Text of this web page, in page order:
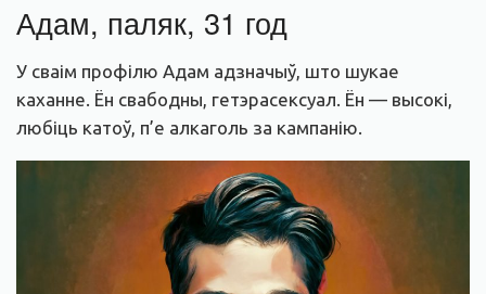
Адам, паляк, 31 год
У сваім профілю Адам адзначыў, што шукае
каханне. Ён свабодны, гетэрасексуал. Ён — высокі,
любіць катоў, п’е алкаголь за кампанію.